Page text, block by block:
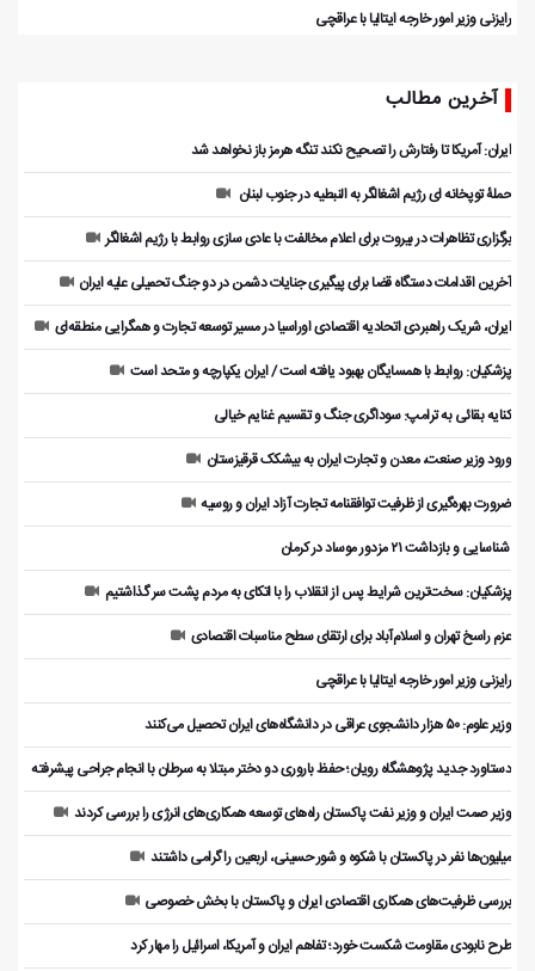
رایزنی وزیر امور خارجه ایتالیا با عراقچی
آخرین مطالب
ایران: آمریکا تا رفتارش را تصحیح نکند تنگه هرمز باز نخواهد شد
حملۀ توپخانه ای رژیم اشغالگر به النبطیه در جنوب لبنان
برگزاری تظاهرات در بیروت برای اعلام مخالفت با عادی سازی روابط با رژیم اشغالگر
آخرین اقدامات دستگاه قضا برای پیگیری جنایات دشمن در دو جنگ تحمیلی علیه ایران
ایران، شریک راهبردی اتحادیه اقتصادی اوراسیا در مسیر توسعه تجارت و همگرایی منطقه‌ای
پزشکیان: روابط با همسایگان بهبود یافته است / ایران یکپارچه و متحد است
کنایه بقائی به ترامپ: سوداگری جنگ و تقسیم غنایم خیالی
ورود وزیر صنعت، معدن و تجارت ایران به بیشکک قرقیزستان
ضرورت بهره‌گیری از ظرفیت توافقنامه تجارت آزاد ایران و روسیه
️ شناسایی و بازداشت ۲۱ مزدور موساد در کرمان
پزشکیان: سخت‌ترین شرایط پس از انقلاب را با اتکای به مردم پشت سر گذاشتیم
عزم راسخ تهران و اسلام‌آباد برای ارتقای سطح مناسبات اقتصادی
رایزنی وزیر امور خارجه ایتالیا با عراقچی
وزیر علوم: ۵۰ هزار دانشجوی عراقی در دانشگاه‌های ایران تحصیل می‌کنند
دستاورد جدید پژوهشگاه رویان؛ حفظ باروری دو دختر مبتلا به سرطان با انجام جراحی پیشرفته
وزیر صمت ایران و وزیر نفت پاکستان راه‌های توسعه همکاری‌های انرژی را بررسی کردند
میلیون‌ها نفر در پاکستان با شکوه و شور حسینی، اربعین را گرامی داشتند
بررسی ظرفیت‌های همکاری اقتصادی ایران و پاکستان با بخش خصوصی
طرح نابودی مقاومت شکست خورد؛ تفاهم ایران و آمریکا، اسرائیل را مهار کرد